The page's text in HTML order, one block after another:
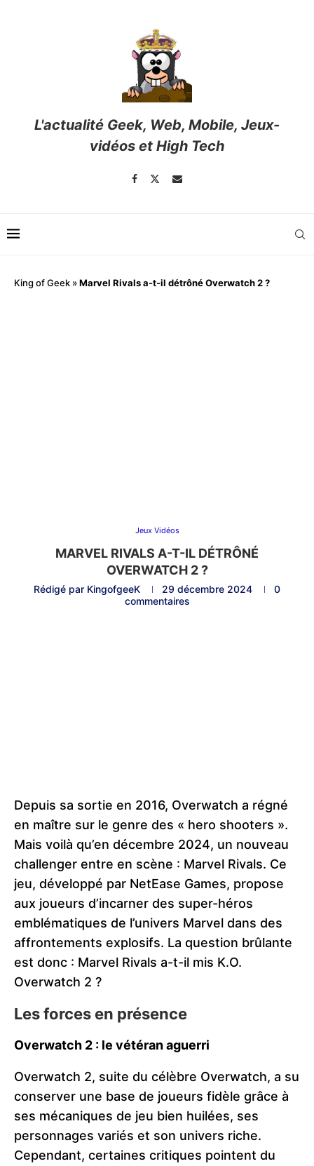
L'actualité Geek, Web, Mobile, Jeux-
vidéos et High Tech
King of Geek »Marvel Rivals a-t-il détrôné Overwatch 2 ?
Jeux Vidéos
MARVEL RIVALS A-T-IL DÉTRÔNÉ
OVERWATCH 2 ?
Rédigé par KingofgeeK 29 décembre 2024
0
commentaires
Depuis sa sortie en 2016, Overwatch a régné
en maître sur le genre des « hero shooters ».
Mais voilà qu’en décembre 2024, un nouveau
challenger entre en scène : Marvel Rivals. Ce
jeu, développé par NetEase Games, propose
aux joueurs d’incarner des super-héros
emblématiques de l’univers Marvel dans des
affrontements explosifs. La question brûlante
est donc : Marvel Rivals a-t-il mis K.O.
Overwatch 2 ?
Les forces en présence
Overwatch 2 : le vétéran aguerri
Overwatch 2, suite du célèbre Overwatch, a su
conserver une base de joueurs fidèle grâce à
ses mécaniques de jeu bien huilées, ses
personnages variés et son univers riche.
Cependant, certaines critiques pointent du